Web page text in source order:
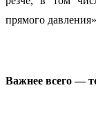
прямого
Важнее всего —